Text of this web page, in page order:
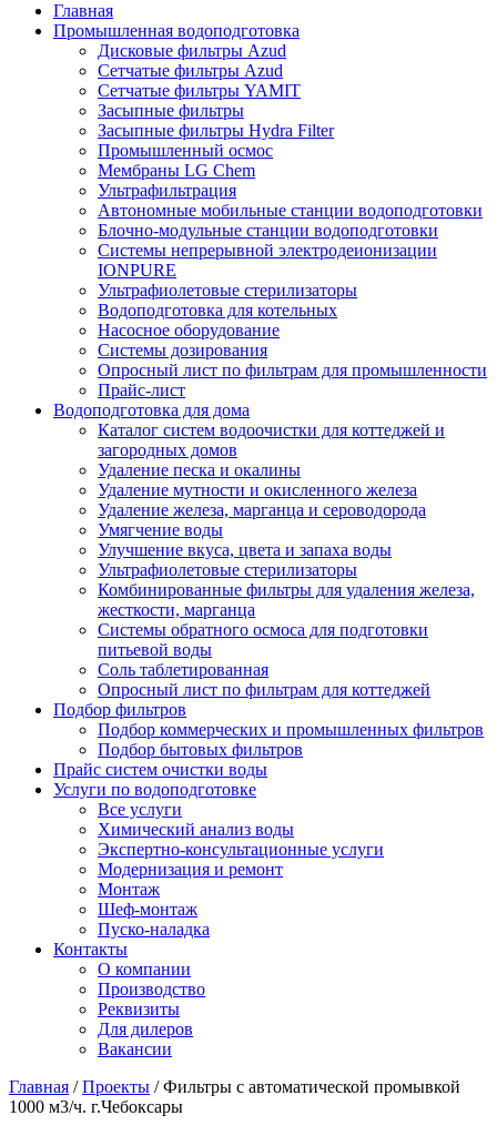
Главная
Промышленная водоподготовка
Дисковые фильтры Azud
Сетчатые фильтры Azud
Сетчатые фильтры YAMIT
Засыпные фильтры
Засыпные фильтры Hydra Filter
Промышленный осмос
Мембраны LG Chem
Ультрафильтрация
Автономные мобильные станции водоподготовки
Блочно-модульные станции водоподготовки
Системы непрерывной электродеионизации
IONPURE
Ультрафиолетовые стерилизаторы
Водоподготовка для котельных
Насосное оборудование
Системы дозирования
Опросный лист по фильтрам для промышленности
Прайс-лист
Водоподготовка для дома
Каталог систем водоочистки для коттеджей и
загородных домов
Удаление песка и окалины
Удаление мутности и окисленного железа
Удаление железа, марганца и сероводорода
Умягчение воды
Улучшение вкуса, цвета и запаха воды
Ультрафиолетовые стерилизаторы
Комбинированные фильтры для удаления железа,
жесткости, марганца
Системы обратного осмоса для подготовки
питьевой воды
Соль таблетированная
Опросный лист по фильтрам для коттеджей
Подбор фильтров
Подбор коммерческих и промышленных фильтров
Подбор бытовых фильтров
Прайс систем очистки воды
Услуги по водоподготовке
Все услуги
Химический анализ воды
Экспертно-консультационные услуги
Модернизация и ремонт
Монтаж
Шеф-монтаж
Пуско-наладка
Контакты
О компании
Производство
Реквизиты
Для дилеров
Вакансии
Главная /Проекты /Фильтры с автоматической промывкой
1000 м3/ч. г.Чебоксары